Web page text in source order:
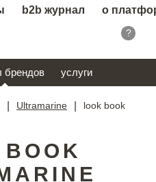
b2b журнал о
?
брендов услуги
Ultramarine look book